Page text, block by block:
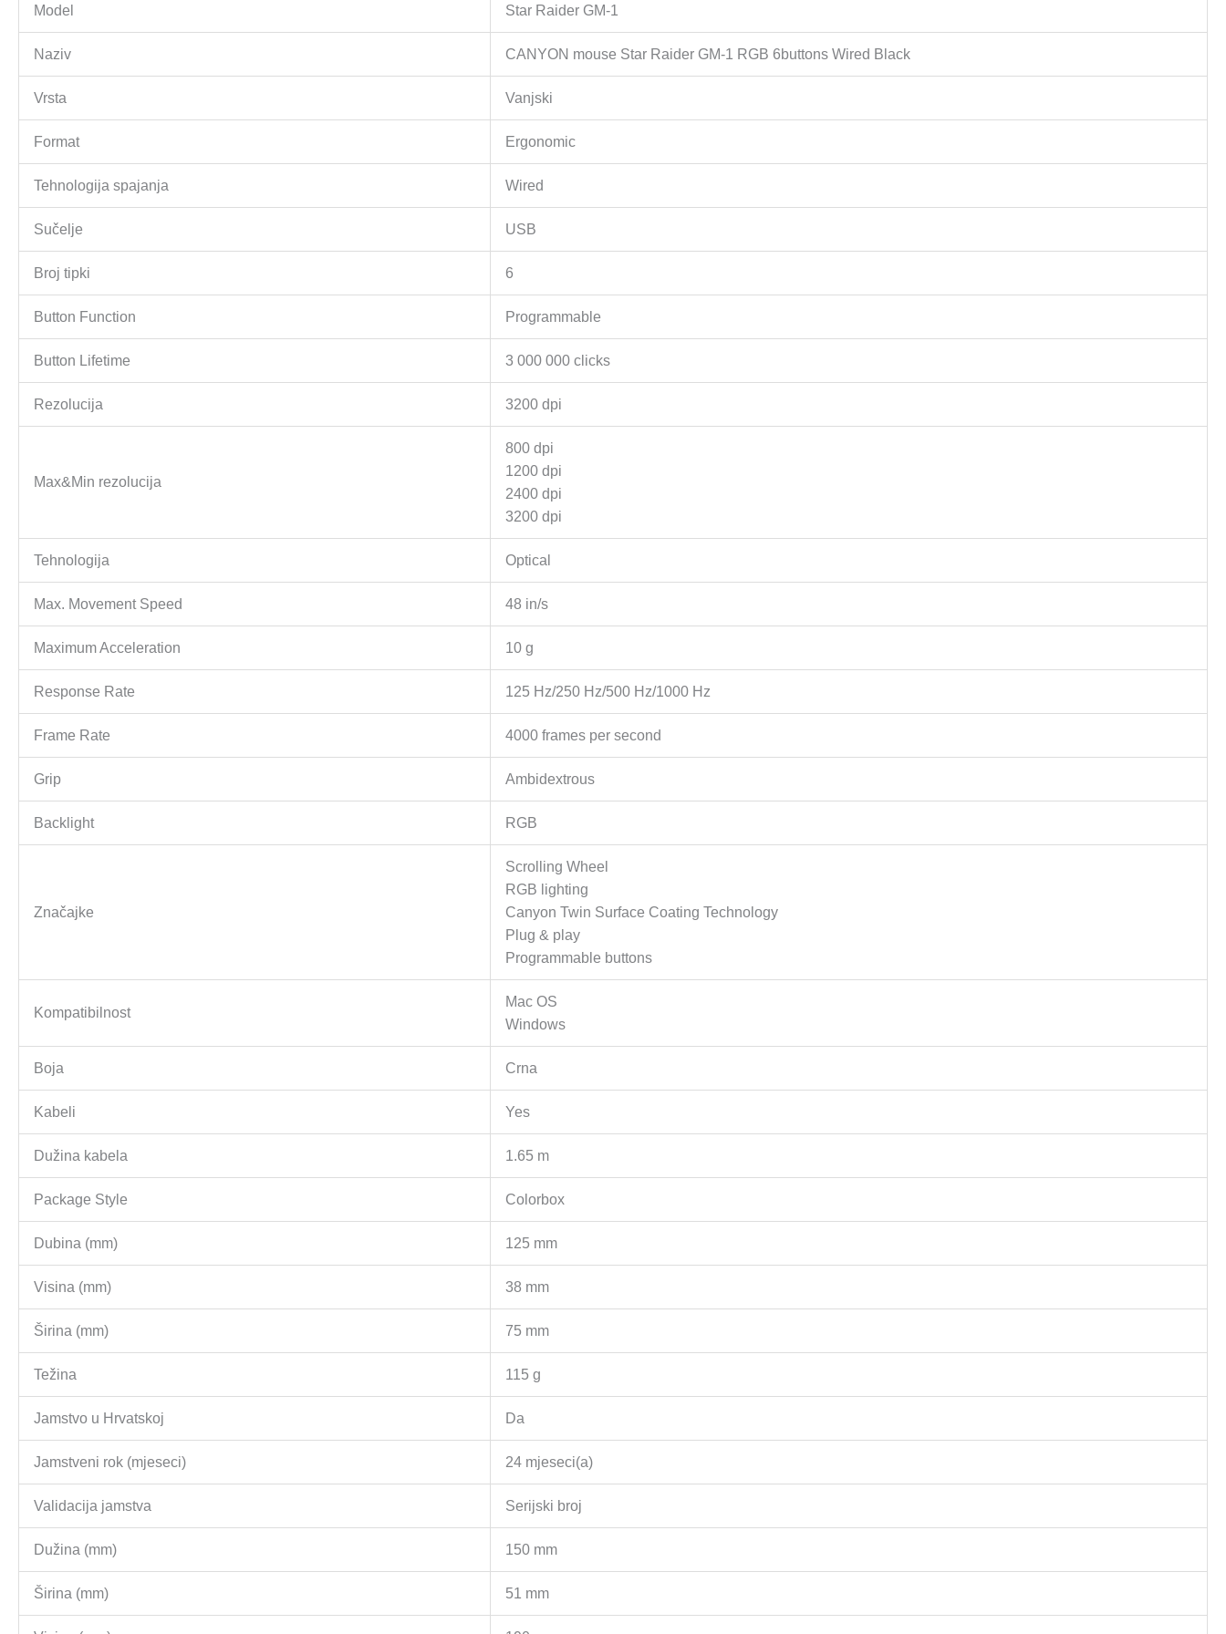
Model Star Raider GM-1
Naziv CANYON mouse Star Raider GM-1 RGB 6buttons Wired Black
Vrsta Vanjski
Format Ergonomic
Tehnologija spajanja Wired
Sučelje USB
Broj tipki 6
Button Function Programmable
Button Lifetime 3 000 000 clicks
Rezolucija 3200 dpi
Max&Min rezolucija
800 dpi
1200 dpi
2400 dpi
3200 dpi
Tehnologija Optical
Max. Movement Speed 48 in/s
Maximum Acceleration 10 g
Response Rate 125 Hz/250 Hz/500 Hz/1000 Hz
Frame Rate 4000 frames per second
Grip Ambidextrous
Backlight RGB
Značajke
Scrolling Wheel
RGB lighting
Canyon Twin Surface Coating Technology
Plug & play
Programmable buttons
Kompatibilnost
Mac OS
Windows
Boja Crna
Kabeli Yes
Dužina kabela 1.65 m
Package Style Colorbox
Dubina (mm) 125 mm
Visina (mm) 38 mm
Širina (mm) 75 mm
Težina 115 g
Jamstvo u Hrvatskoj Da
Jamstveni rok (mjeseci) 24 mjeseci(a)
Validacija jamstva Serijski broj
Dužina (mm) 150 mm
Širina (mm) 51 mm